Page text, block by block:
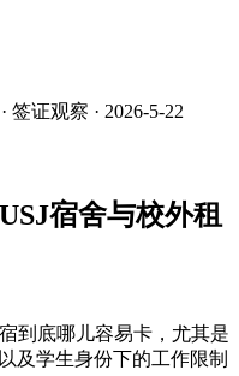
· 签证观察 · 2026-5-22
宿舍与校外租
到底哪儿容易卡，尤其是
及学生身份下的工作限制